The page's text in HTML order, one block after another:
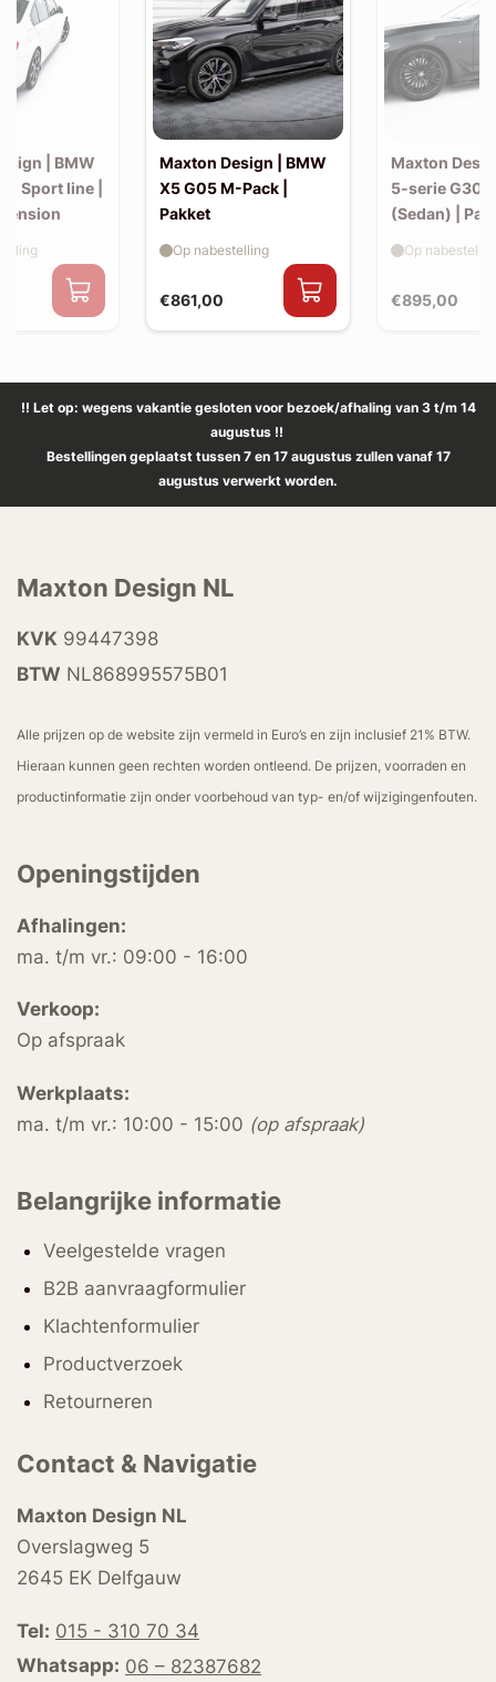
| BMW
Sport line |
Maxton Design | BMW
X5 G05 M-Pack |
Pakket
€861,00
Op nabestelling
Maxton
5-serie G30
(Sedan) |
€895,00
Op
!! Let op: wegens vakantie gesloten voor bezoek/afhaling van 3 t/m 14
augustus !!
Bestellingen geplaatst tussen 7 en 17 augustus zullen vanaf 17
augustus verwerkt worden.
Maxton Design NL
KVK 99447398
BTW NL868995575B01
Alle prijzen op de website zijn vermeld in Euro’s en zijn inclusief 21% BTW.
Hieraan kunnen geen rechten worden ontleend. De prijzen, voorraden en
productinformatie zijn onder voorbehoud van typ- en/of wijzigingenfouten.
Openingstijden
Afhalingen:
ma. t/m vr.: 09:00 - 16:00
Verkoop:
Op afspraak
Werkplaats:
ma. t/m vr.: 10:00 - 15:00 (op afspraak)
Belangrijke informatie
Veelgestelde vragen
B2B aanvraagformulier
Klachtenformulier
Productverzoek
Retourneren
Contact & Navigatie
Maxton Design NL
Overslagweg 5
2645 EK Delfgauw
Tel: 015 - 310 70 34
Whatsapp: 06 – 82387682